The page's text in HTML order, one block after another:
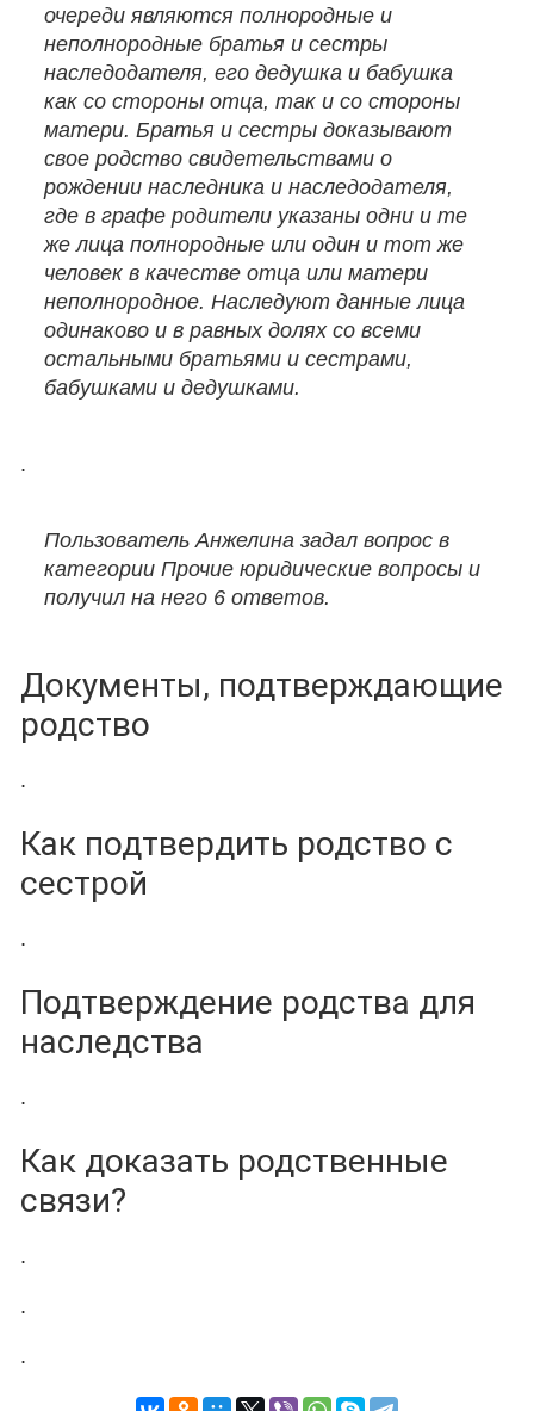
очереди являются полнородные и
неполнородные братья и сестры
наследодателя, его дедушка и бабушка
как со стороны отца, так и со стороны
матери. Братья и сестры доказывают
свое родство свидетельствами о
рождении наследника и наследодателя,
где в графе родители указаны одни и те
же лица полнородные или один и тот же
человек в качестве отца или матери
неполнородное. Наследуют данные лица
одинаково и в равных долях со всеми
остальными братьями и сестрами,
бабушками и дедушками.
.
Пользователь Анжелина задал вопрос в
категории Прочие юридические вопросы и
получил на него 6 ответов.
Документы, подтверждающие
родство
.
Как подтвердить родство с
сестрой
.
Подтверждение родства для
наследства
.
Как доказать родственные
связи?
.
.
.